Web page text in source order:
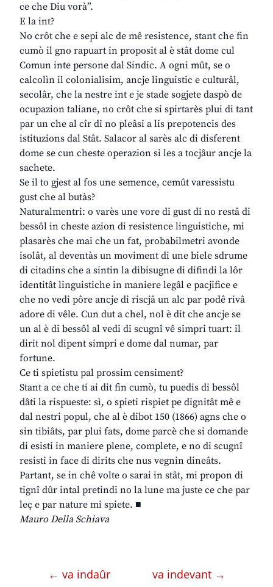
ce che Diu vorà”.
E la int?
No crôt che e sepi alc de mê resistence, stant che fin
cumò il gno rapuart in proposit al è stât dome cul
Comun inte persone dal Sindic. A ogni mût, se o
calcolìn il colonialisim, ancje linguistic e culturâl,
secolâr, che la nestre int e je stade sogjete daspò de
ocupazion taliane, no crôt che si spirtarès plui di tant
par un che al cîr di no pleâsi a lis prepotencis des
istituzions dal Stât. Salacor al sarès alc di disferent
dome se cun cheste operazion si les a tocjâur ancje la
sachete.
Se il to gjest al fos une semence, cemût varessistu
gust che al butàs?
Naturalmentri: o varès une vore di gust di no restâ di
bessôl in cheste azion di resistence linguistiche, mi
plasarès che mai che un fat, probabilmetri avonde
isolât, al deventàs un moviment di une biele sdrume
di citadins che a sintin la dibisugne di difindi la lôr
identitât linguistiche in maniere legâl e pacjifice e
che no vedi pôre ancje di riscjâ un alc par podê rivâ
adore di vêle. Cun dut a chel, nol è dit che ancje se
un al è di bessôl al vedi di scugnî vê simpri tuart: il
dirit nol dipent simpri e dome dal numar, par
fortune.
Ce ti spietistu pal prossim censiment?
Stant a ce che ti ai dit fin cumò, tu puedis di bessôl
dâti la rispueste: sì, o spieti rispiet pe dignitât mê e
dal nestri popul, che al è dibot 150 (1866) agns che o
sin tibiâts, par plui fats, dome parcè che si domande
di esisti in maniere plene, complete, e no di scugnî
resisti in face di dirits che nus vegnin dineâts.
Partant, se in chê volte o sarai in stât, mi propon di
tignî dûr intal pretindi no la lune ma juste ce che par
leç e par nature mi spiete. ■
Mauro Della Schiava
← va indaûr va indevant →